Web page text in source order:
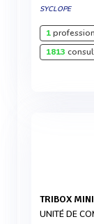
SYCLOPE
1
1813
TRIBOX MINI
UNITÉ DE